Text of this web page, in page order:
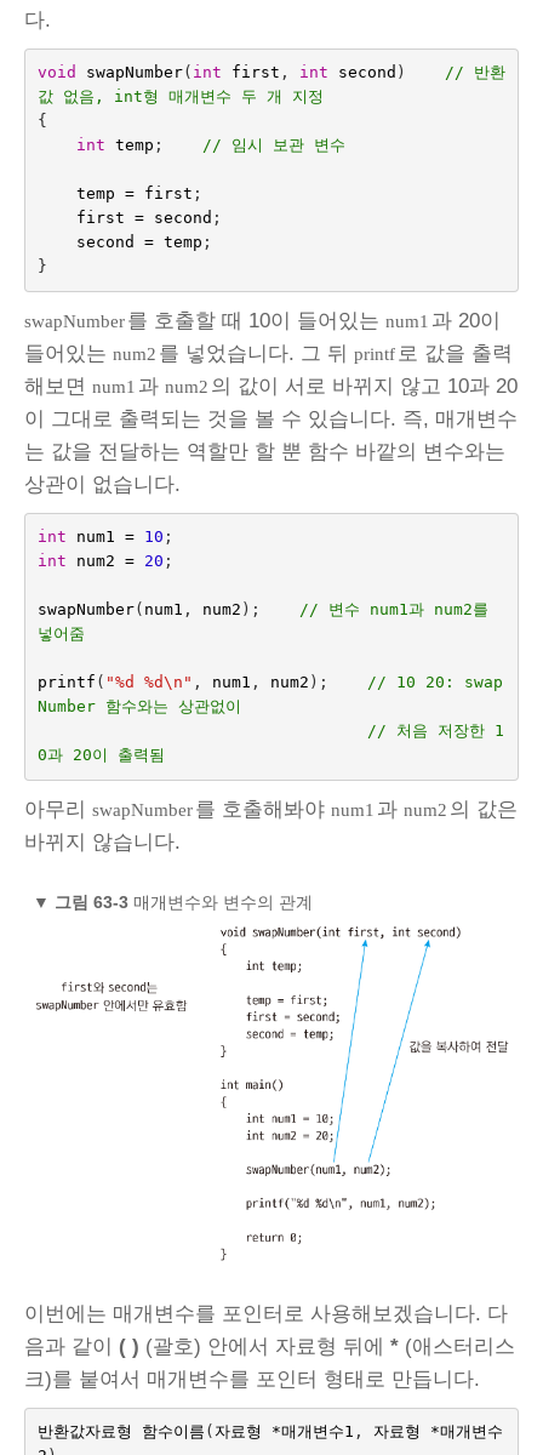
다.
void swapNumber( int first , int second ) // 반환
값 없음, int형 매개변수 두 개 지정
{
int temp ; // 임시 보관 변수
temp = first ;
first = second ;
second
= temp ;
}
swapNumber를 호출할 때 10이 들어있는 num1 과 20이
들어있는 num2 를 넣었습니다. 그 뒤 printf 로 값을 출력
해보면 num1 과 num2 의 값이 서로 바뀌지 않고 10과 20
이 그대로 출력되는 것을 볼 수 있습니다. 즉, 매개변수
는 값을 전달하는 역할만 할 뿐 함수 바깥의 변수와는
상관이 없습니다.
int num1 = 10 ;
int
num2 = 20 ;
swapNumber( num1 , num2 ); // 변수 num1과 num2를
넣어줌
printf ( "%d %d\n " , num1 , num2 );
// 10 20: swap
Number 함수와는 상관없이
// 처음 저장한 1
0과 20이 출력됨
아무리 swapNumber를 호출해봐야 num1 과 num2 의 값은
바뀌지 않습니다.
▼ 그림 63‑3 매개변수와 변수의 관계
이번에는 매개변수를 포인터로 사용해보겠습니다. 다
음과 같이 ( ) (괄호) 안에서 자료형 뒤에 * (애스터리스
크)를 붙여서 매개변수를 포인터 형태로 만듭니다.
반환값자료형 함수이름 ( 자료형 *매개변수1 , 자료형 *매개변수